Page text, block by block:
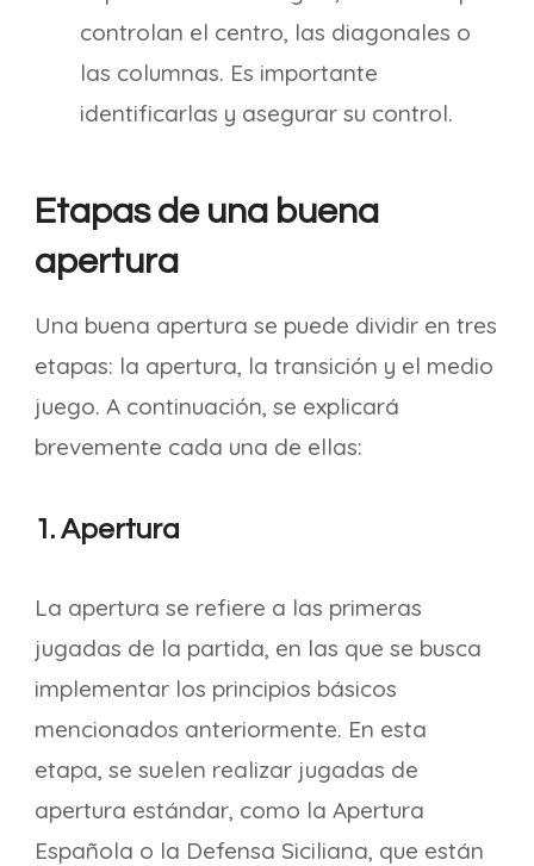
controlan el centro, las diagonales o
las columnas. Es importante
identificarlas y asegurar su control.
Etapas de una buena
apertura
Una buena apertura se puede dividir en tres
etapas: la apertura, la transición y el medio
juego. A continuación, se explicará
brevemente cada una de ellas:
1. Apertura
La apertura se refiere a las primeras
jugadas de la partida, en las que se busca
implementar los principios básicos
mencionados anteriormente. En esta
etapa, se suelen realizar jugadas de
apertura estándar, como la Apertura
Española o la Defensa Siciliana, que están